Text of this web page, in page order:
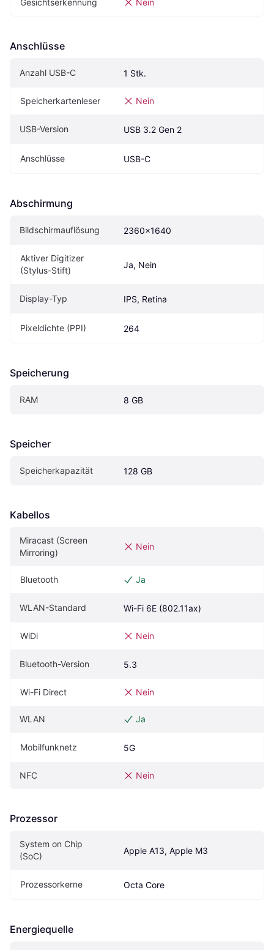
Gesichtserkennung Nein
Anschlüsse
Anzahl USB-C 1 Stk.
Speicherkartenleser Nein
USB-Version USB 3.2 Gen 2
Anschlüsse USB-C
Abschirmung
Bildschirmauflösung 2360x1640
Aktiver Digitizer
(Stylus-Stift)
Ja, Nein
Display-Typ IPS, Retina
Pixeldichte (PPI) 264
Speicherung
RAM 8 GB
Speicher
Speicherkapazität 128 GB
Kabellos
Miracast (Screen
Mirroring)
Nein
Bluetooth Ja
WLAN-Standard Wi-Fi 6E (802.11ax)
WiDi Nein
Bluetooth-Version 5.3
Wi-Fi Direct Nein
WLAN Ja
Mobilfunknetz 5G
NFC Nein
Prozessor
System on Chip
(SoC)
Apple A13, Apple M3
Prozessorkerne Octa Core
Energiequelle